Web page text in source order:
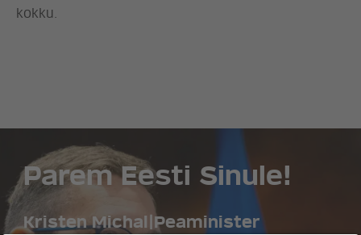
kokku.
Parem Eesti Sinule!
Kristen Michal Peaminister